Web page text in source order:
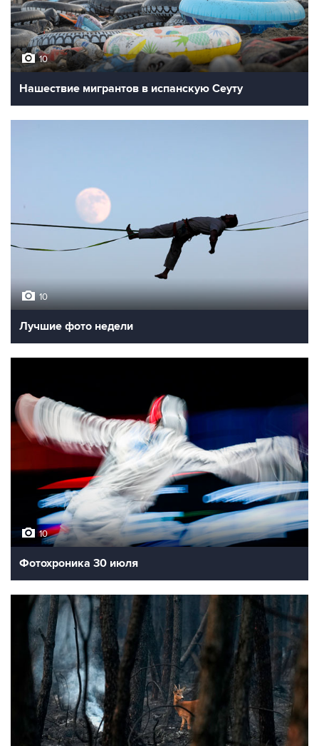
10
Нашествие мигрантов в испанскую Сеуту
10
Лучшие фото недели
10
Фотохроника 30 июля